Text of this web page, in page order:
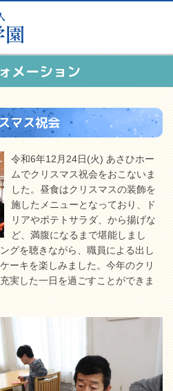
メーション
マス祝会
令和6年12月24日(火) あさひホー
ムでクリスマス祝会をおこないま
した。昼食はクリスマスの装飾を
施したメニューとなっており、ド
リアやポテトサラダ、から揚げな
ど、満腹になるまで堪能しまし
グを聴きながら、職員による出し
ーキを楽しみました。今年のクリ
実した一日を過ごすことができま